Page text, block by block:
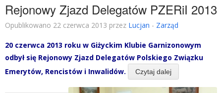
Rejonowy Zjazd Delegatów PZERiI 2013
Opublikowano 22 czerwca 2013 przez Lucjan - Zarząd
20 czerwca 2013 roku w Giżyckim Klubie Garnizonowym
odbył się Rejonowy Zjazd Delegatów Polskiego Związku
Emerytów, Rencistów i Inwalidów. Czytaj dalej